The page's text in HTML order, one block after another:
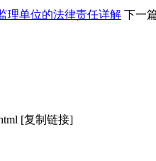
理单位的法律责任详解 下一
[复制链接]